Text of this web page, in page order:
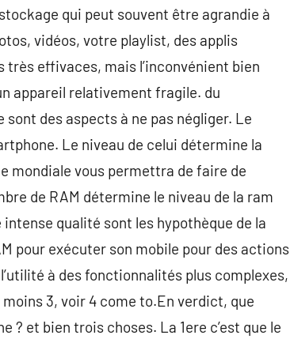
qui peut souvent être agrandie à
vidéos, votre playlist, des applis
effivaces, mais l’inconvénient bien
appareil relativement fragile. du
des aspects à ne pas négliger. Le
Le niveau de celui détermine la
mondiale vous permettra de faire de
de RAM détermine le niveau de la ram
qualité sont les hypothèque de la
pour exécuter son mobile pour des actions
à des fonctionnalités plus complexes,
3, voir 4 come to.En verdict, que
et bien trois choses. La 1ere c’est que le